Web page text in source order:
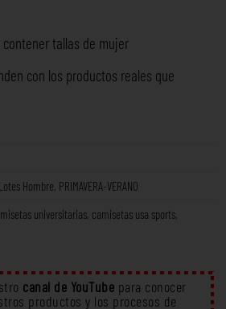
tallas de mujer
con los productos reales que
Lotes Hombre PRIMAVERA-VERANO
universitarias camisetas usa sports
canal de YouTube para conocer
productos y los procesos de